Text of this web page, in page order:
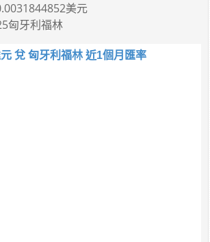
美元
匈牙利福林
兌 匈牙利福林 近1個月匯率